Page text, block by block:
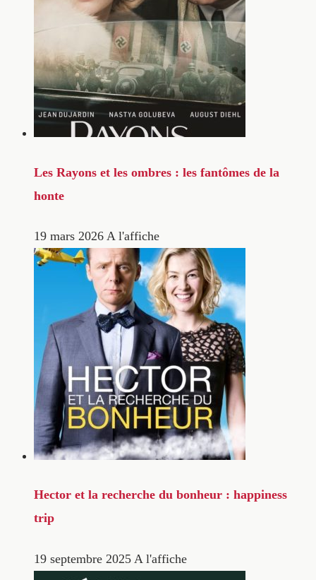
Les Rayons et les ombres : les fantômes de la
honte
19 mars 2026 A l'affiche
Hector et la recherche du bonheur : happiness
trip
19 septembre 2025 A l'affiche